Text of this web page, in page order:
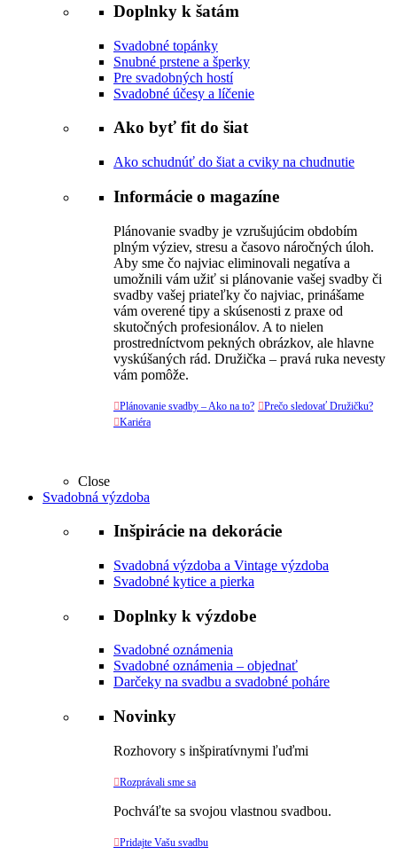
Doplnky k šatám
Svadobné topánky
Snubné prstene a šperky
Pre svadobných hostí
Svadobné účesy a líčenie
Ako byť fit do šiat
Ako schudnúť do šiat a cviky na chudnutie
Informácie o magazíne
Plánovanie svadby je vzrušujúcim obdobím
plným výziev, stresu a časovo náročných úloh.
Aby sme čo najviac eliminovali negatíva a
umožnili vám užiť si plánovanie vašej svadby či
svadby vašej priateľky čo najviac, prinášame
vám overené tipy a skúsenosti z praxe od
skutočných profesionálov. A to nielen
prostredníctvom pekných obrázkov, ale hlavne
vyskúšaných rád. Družička – pravá ruka nevesty
vám pomôže.
Plánovanie svadby – Ako na to? Prečo sledovať Družičku?
Kariéra
Close
Svadobná výzdoba
Inšpirácie na dekorácie
Svadobná výzdoba a Vintage výzdoba
Svadobné kytice a pierka
Doplnky k výzdobe
Svadobné oznámenia
Svadobné oznámenia – objednať
Darčeky na svadbu a svadobné poháre
Novinky
Rozhovory s inšpiratívnymi ľuďmi
Rozprávali sme sa
Pochváľte sa svojou vlastnou svadbou.
Pridajte Vašu svadbu